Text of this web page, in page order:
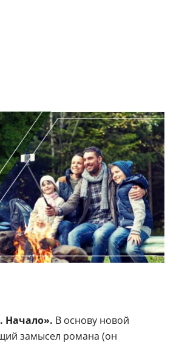
Начало». В основу новой
замысел романа (он